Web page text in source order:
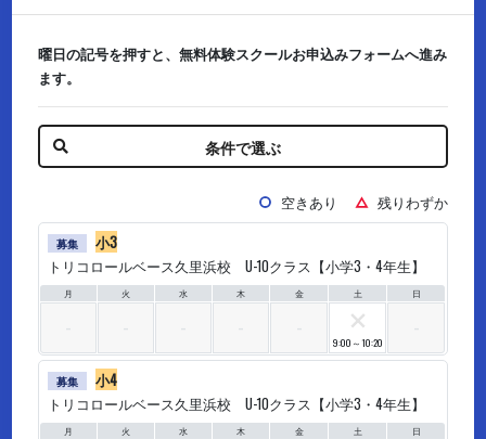
曜日の記号を押すと、無料体験スクールお申込みフォームへ進み
ます。
条件で選ぶ
○
空きあり △
残りわずか
募集
小3
トリコロールベース久里浜校 U-10クラス【小学3・4年生】
月 火 水 木 金 土 日
9:00～10:20
募集
小4
トリコロールベース久里浜校 U-10クラス【小学3・4年生】
月 火 水 木 金 土 日